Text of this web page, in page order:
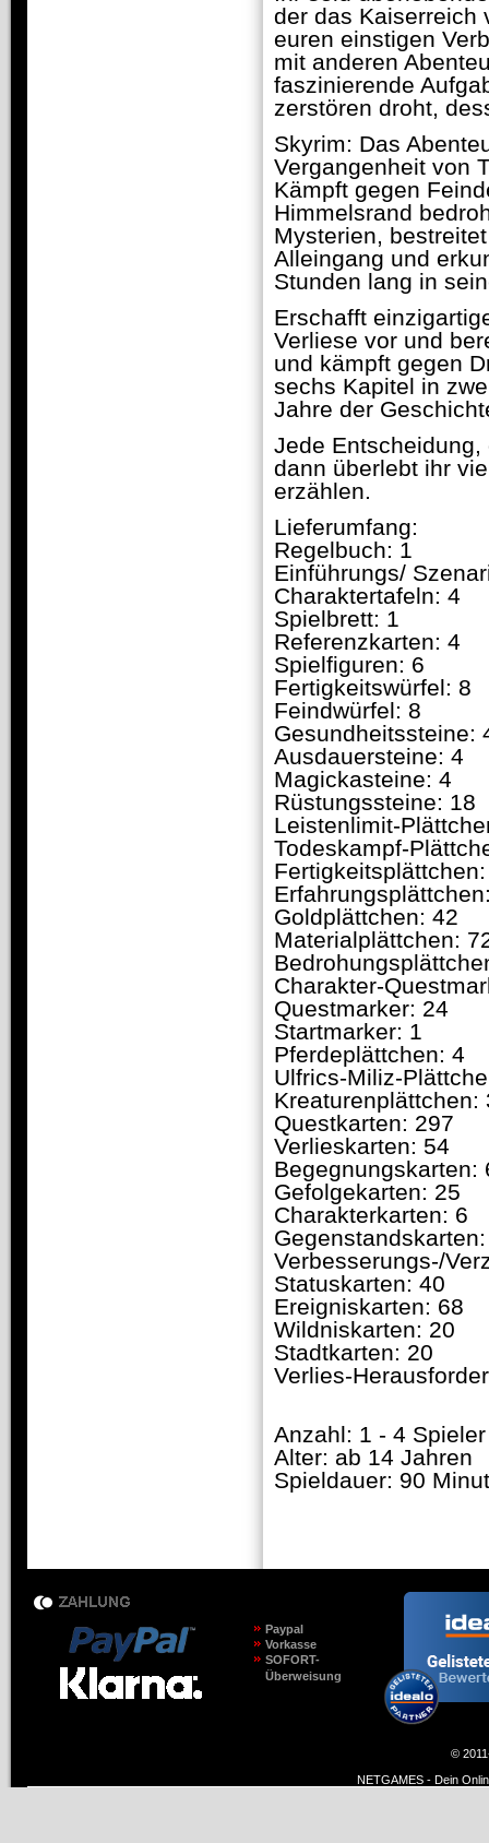
der das Kaiserreich
euren einstigen
mit anderen
faszinierende
zerstören droht,
Skyrim: Das
Vergangenheit von
Kämpft gegen
Himmelsrand
Mysterien,
Alleingang und
Stunden lang in
Erschafft
Verliese vor und
und kämpft gegen
sechs Kapitel in
Jahre der
Jede
dann überlebt ihr
erzählen.
Lieferumfang:
Regelbuch: 1
Einführungs/
Charaktertafeln: 4
Spielbrett: 1
Referenzkarten: 4
Spielfiguren: 6
Fertigkeitswürfel: 8
Feindwürfel: 8
Gesundheitssteine:
Ausdauersteine: 4
Magickasteine: 4
Rüstungssteine: 18
Leistenlimit-
Todeskampf-
Goldplättchen: 42
Materialplättchen:
Charakter-
Questmarker: 24
Startmarker: 1
Pferdeplättchen: 4
Ulfrics-Miliz-
Kreaturenplättchen:
Questkarten: 297
Verlieskarten: 54
Begegnungskarten:
Gefolgekarten: 25
Charakterkarten: 6
Verbesserungs-/
Statuskarten: 40
Ereigniskarten: 68
Wildniskarten: 20
Stadtkarten: 20
Verlies-
Anzahl: 1 - 4 Spieler
Alter: ab 14 Jahren
Spieldauer: 90
Paypal
Vorkasse
SOFORT-
Überweisung
©
NETGAMES - Dein